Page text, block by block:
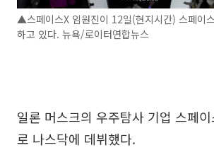
▲스페이스X 임원진이 12일(현지시간) 스페이
하고 있다. 뉴욕/로이터연합뉴스
일론 머스크의 우주탐사 기업 스페
로 나스닥에 데뷔했다.